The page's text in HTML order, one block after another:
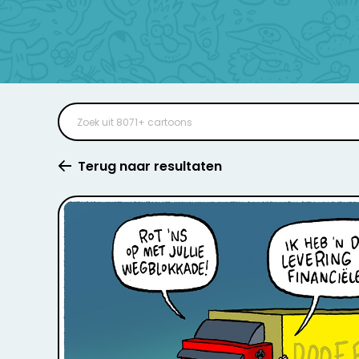
Terug naar resultaten